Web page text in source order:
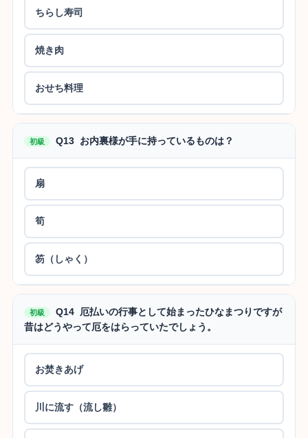
ちらし寿司
焼き肉
おせち料理
初級 Q13 お内裏様が手に持っているものは？
扇
筍
笏（しゃく）
初級
Q14 厄払いの行事として始まったひなまつりですが
昔はどうやって厄をはらっていたでしょう。
お焚きあげ
川に流す（流し雛）